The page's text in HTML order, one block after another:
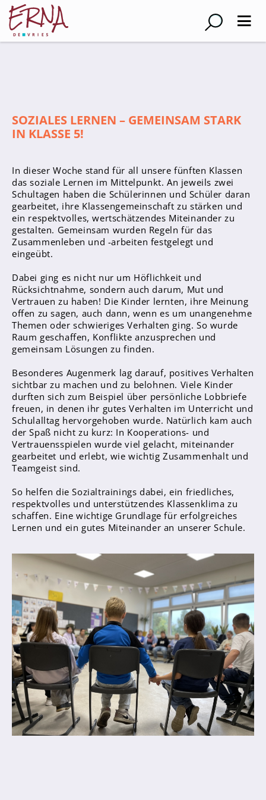
Kollegium
Lehrer*innen
Referendar*innen
Teams
Schüler*innen
Schüler*innenvertretung
Sporthelfer*innen
Sanitätsdienst
Eltern
Förderverein
Elternvertreter*innen
Mitarbeiter*innen
Sekretär*innen
Hausmeister
Lehrer*innen Ausbildung
Praktika und Praxissemester
Referendariat
Abschlüsse
Fremdsprachen
Englisch
Spanisch
Niederländisch
MINT
Naturwissenschaften
Informatik
Differenzierung
SOZIALES LERNEN – GEMEINSAM STARK
IN KLASSE 5!
In dieser Woche stand für all unsere fünften Klassen
das soziale Lernen im Mittelpunkt. An jeweils zwei
Schultagen haben die Schülerinnen und Schüler daran
gearbeitet, ihre Klassengemeinschaft zu stärken und
ein respektvolles, wertschätzendes Miteinander zu
gestalten. Gemeinsam wurden Regeln für das
Zusammenleben und -arbeiten festgelegt und
eingeübt.
Dabei ging es nicht nur um Höflichkeit und
Rücksichtnahme, sondern auch darum, Mut und
Vertrauen zu haben! Die Kinder lernten, ihre Meinung
offen zu sagen, auch dann, wenn es um unangenehme
Themen oder schwieriges Verhalten ging. So wurde
Raum geschaffen, Konflikte anzusprechen und
gemeinsam Lösungen zu finden.
Besonderes Augenmerk lag darauf, positives Verhalten
sichtbar zu machen und zu belohnen. Viele Kinder
durften sich zum Beispiel über persönliche Lobbriefe
freuen, in denen ihr gutes Verhalten im Unterricht und
Schulalltag hervorgehoben wurde. Natürlich kam auch
der Spaß nicht zu kurz: In Kooperations- und
Vertrauensspielen wurde viel gelacht, miteinander
gearbeitet und erlebt, wie wichtig Zusammenhalt und
Teamgeist sind.
So helfen die Sozialtrainings dabei, ein friedliches,
respektvolles und unterstützendes Klassenklima zu
schaffen. Eine wichtige Grundlage für erfolgreiches
Lernen und ein gutes Miteinander an unserer Schule.